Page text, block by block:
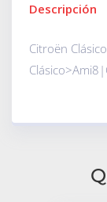
Descripción
Citroën